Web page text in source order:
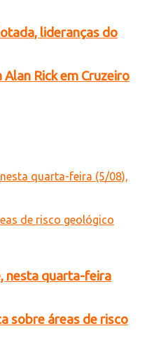
lideranças do
Rick em Cruzeiro
nesta quarta-feira
sobre áreas de risco